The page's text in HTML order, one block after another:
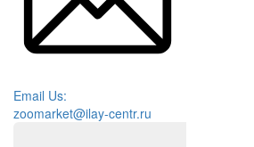
Email Us:
zoomarket@ilay-centr.ru